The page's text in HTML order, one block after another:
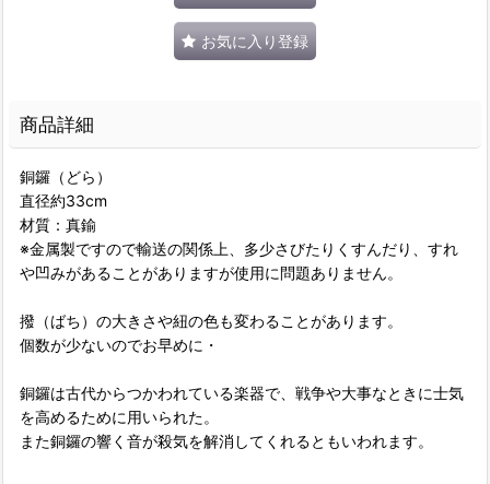
お気に入り登録
商品詳細
銅鑼（どら）
直径約33cm
材質：真鍮
※金属製ですので輸送の関係上、多少さびたりくすんだり、すれ
や凹みがあることがありますが使用に問題ありません。
撥（ばち）の大きさや紐の色も変わることがあります。
個数が少ないのでお早めに・
銅鑼は古代からつかわれている楽器で、戦争や大事なときに士気
を高めるために用いられた。
また銅鑼の響く音が殺気を解消してくれるともいわれます。